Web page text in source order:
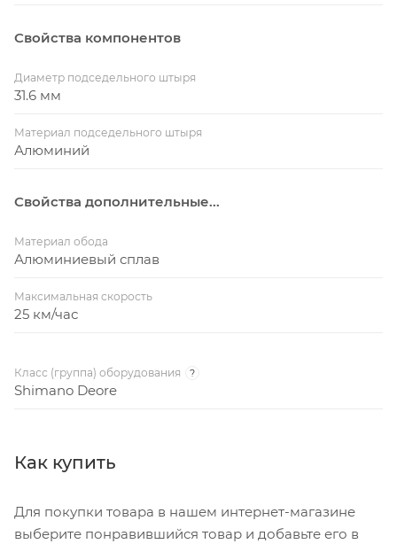
Свойства компонентов
Диаметр подседельного штыря
31.6 мм
Материал подседельного штыря
Алюминий
Свойства дополнительные...
Материал обода
Алюминиевый сплав
Максимальная скорость
25 км/час
Класс (группа) оборудования ?
Shimano Deore
Как купить
Для покупки товара в нашем интернет-магазине
выберите понравившийся товар и добавьте его в